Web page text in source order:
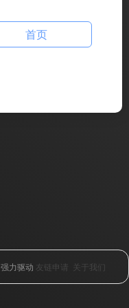
首页
强力驱动 友链申请 关于我们